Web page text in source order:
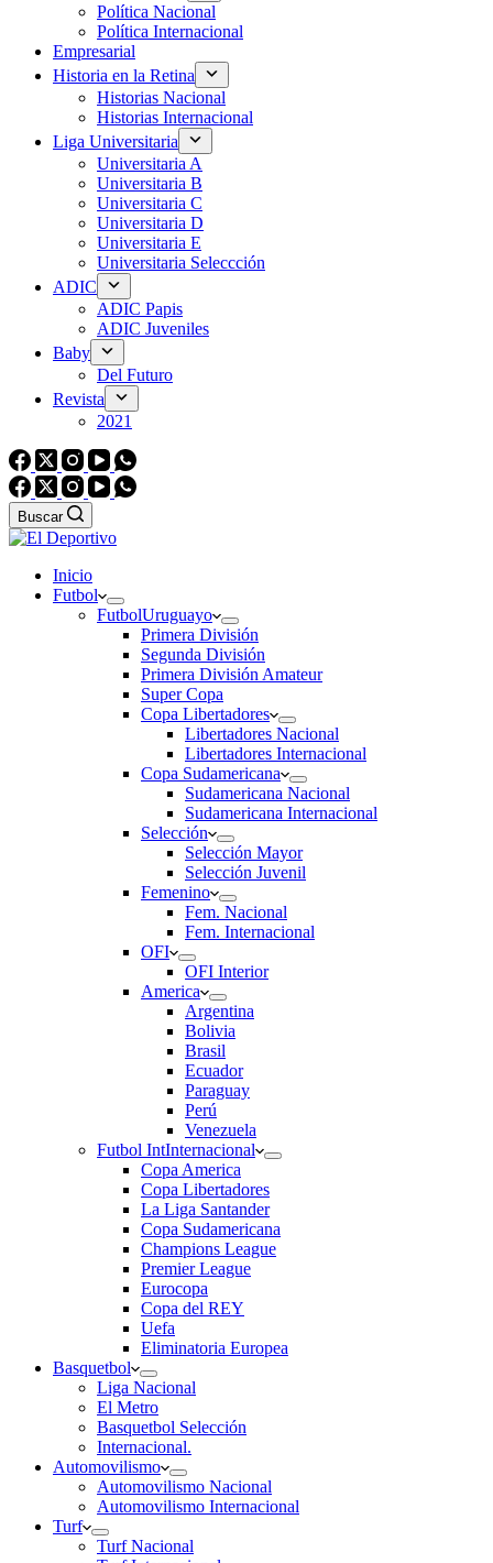
Política Nacional
Política Internacional
Empresarial
Historia en la Retina
Historias Nacional
Historias Internacional
Liga Universitaria
Universitaria A
Universitaria B
Universitaria C
Universitaria D
Universitaria E
Universitaria Seleccción
ADIC
ADIC Papis
ADIC Juveniles
Baby
Del Futuro
Revista
2021
Buscar
Inicio
Futbol
FutbolUruguayo
Primera División
Segunda División
Primera División Amateur
Super Copa
Copa Libertadores
Libertadores Nacional
Libertadores Internacional
Copa Sudamericana
Sudamericana Nacional
Sudamericana Internacional
Selección
Selección Mayor
Selección Juvenil
Femenino
Fem. Nacional
Fem. Internacional
OFI
OFI Interior
America
Argentina
Bolivia
Brasil
Ecuador
Paraguay
Perú
Venezuela
Futbol IntInternacional
Copa America
Copa Libertadores
La Liga Santander
Copa Sudamericana
Champions League
Premier League
Eurocopa
Copa del REY
Uefa
Eliminatoria Europea
Basquetbol
Liga Nacional
El Metro
Basquetbol Selección
Internacional.
Automovilismo
Automovilismo Nacional
Automovilismo Internacional
Turf
Turf Nacional